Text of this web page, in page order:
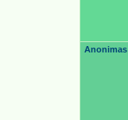
Anonimas